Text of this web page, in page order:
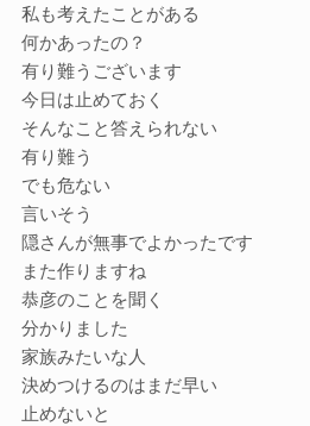
私も考えたことがある
何かあったの？
有り難うございます
今日は止めておく
そんなこと答えられない
有り難う
でも危ない
言いそう
隠さんが無事でよかったです
また作りますね
恭彦のことを聞く
分かりました
家族みたいな人
決めつけるのはまだ早い
止めないと